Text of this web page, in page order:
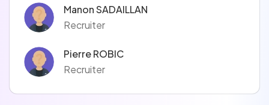
Manon SADAILLAN
Recruiter
Pierre ROBIC
Recruiter